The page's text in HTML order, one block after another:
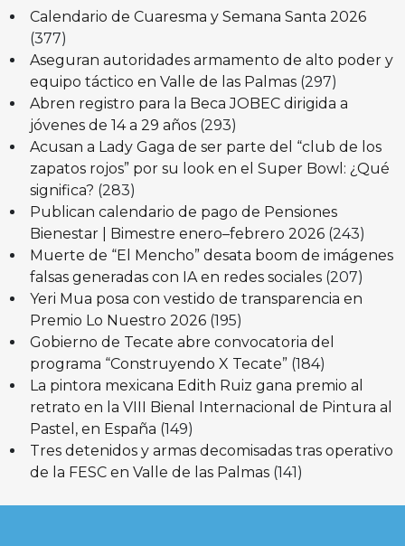
Calendario de Cuaresma y Semana Santa 2026
(377)
Aseguran autoridades armamento de alto poder y
equipo táctico en Valle de las Palmas (297)
Abren registro para la Beca JOBEC dirigida a
jóvenes de 14 a 29 años (293)
Acusan a Lady Gaga de ser parte del “club de los
zapatos rojos” por su look en el Super Bowl: ¿Qué
significa? (283)
Publican calendario de pago de Pensiones
Bienestar | Bimestre enero–febrero 2026 (243)
Muerte de “El Mencho” desata boom de imágenes
falsas generadas con IA en redes sociales (207)
Yeri Mua posa con vestido de transparencia en
Premio Lo Nuestro 2026 (195)
Gobierno de Tecate abre convocatoria del
programa “Construyendo X Tecate” (184)
La pintora mexicana Edith Ruiz gana premio al
retrato en la VIII Bienal Internacional de Pintura al
Pastel, en España (149)
Tres detenidos y armas decomisadas tras operativo
de la FESC en Valle de las Palmas (141)